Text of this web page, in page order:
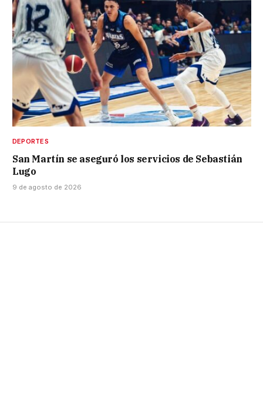
DEPORTES
San Martín se aseguró los servicios de Sebastián
Lugo
9 de agosto de 2026